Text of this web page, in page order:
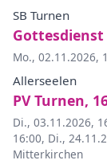
SB Turnen
Gottesdienst
Mo., 02.11.2026,
Allerseelen
PV Turnen,
Di., 03.11.2026,
16:00, Di.,
Mitterkirchen